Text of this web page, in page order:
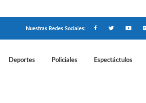
Nuestras Redes Sociales:
Deportes Policiales Espectáctulos